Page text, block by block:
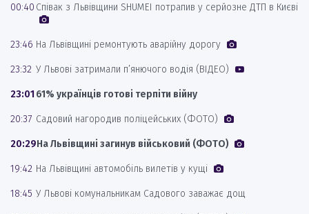
00:40 Співак з Львівщини SHUMEI потрапив у серйозне ДТП в Києві
23:46 На Львівщині ремонтують аварійну дорогу
23:32 У Львові затримали п’янючого водія (ВІДЕО)
23:01 61% українців готові терпіти війну
20:37 Садовий нагородив поліцейських (ФОТО)
20:29На Львівщині загинув військовий (ФОТО)
19:42 На Львівщині автомобіль вилетів у кущі
18:45 У Львові комунальникам Садового заважає дощ